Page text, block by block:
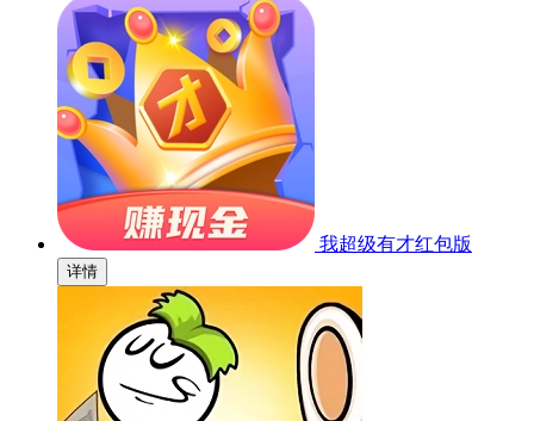
我超级有才红包版
详情